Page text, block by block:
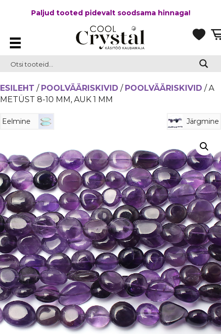
Paljud tooted pidevalt soodsama hinnaga!
ESILEHT / POOLVÄÄRISKIVID / POOLVÄÄRISKIVID / A
METÜST 8-10 MM, AUK 1 MM
Eelmine Järgmine